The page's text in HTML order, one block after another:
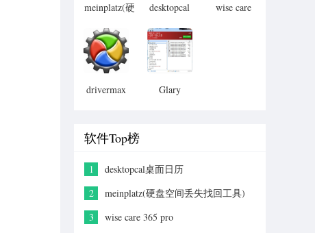
meinplatz(硬
失找回工
具)
desktopcal
wise care
drivermax
Glary
软件Top榜
1
desktopcal桌面日历
2
meinplatz(硬盘空间丢失找回工具)
3
wise care 365 pro